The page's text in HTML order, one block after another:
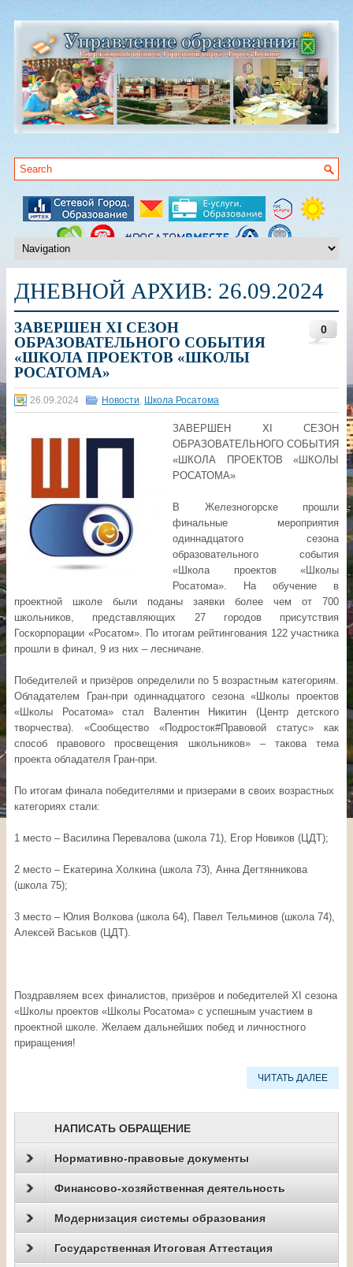
ДНЕВНОЙ АРХИВ: 26.09.2024
0
ЗАВЕРШЕН XI СЕЗОН
ОБРАЗОВАТЕЛЬНОГО СОБЫТИЯ
«ШКОЛА ПРОЕКТОВ «ШКОЛЫ
РОСАТОМА»
26.09.2024 Новости, Школа Росатома
ЗАВЕРШЕН XI СЕЗОН
ОБРАЗОВАТЕЛЬНОГО СОБЫТИЯ
«ШКОЛА ПРОЕКТОВ «ШКОЛЫ
РОСАТОМА»
В Железногорске прошли
финальные мероприятия
одиннадцатого сезона
образовательного события
«Школа проектов «Школы
Росатома». На обучение в
проектной школе были поданы заявки более чем от 700
школьников, представляющих 27 городов присутствия
Госкорпорации «Росатом». По итогам рейтингования 122 участника
прошли в финал, 9 из них – лесничане.
Победителей и призёров определили по 5 возрастным категориям.
Обладателем Гран-при одиннадцатого сезона «Школы проектов
«Школы Росатома» стал Валентин Никитин (Центр детского
творчества). «Сообщество «Подросток#Правовой статус» как
способ правового просвещения школьников» – такова тема
проекта обладателя Гран-при.
По итогам финала победителями и призерами в своих возрастных
категориях стали:
1 место – Василина Перевалова (школа 71), Егор Новиков (ЦДТ);
2 место – Екатерина Холкина (школа 73), Анна Дегтянникова
(школа 75);
3 место – Юлия Волкова (школа 64), Павел Тельминов (школа 74),
Алексей Васьков (ЦДТ).
Поздравляем всех финалистов, призёров и победителей XI сезона
«Школы проектов «Школы Росатома» с успешным участием в
проектной школе. Желаем дальнейших побед и личностного
приращения!
ЧИТАТЬ ДАЛЕЕ
НАПИСАТЬ ОБРАЩЕНИЕ
Нормативно-правовые документы
Финансово-хозяйственная деятельность
Модернизация системы образования
Государственная Итоговая Аттестация